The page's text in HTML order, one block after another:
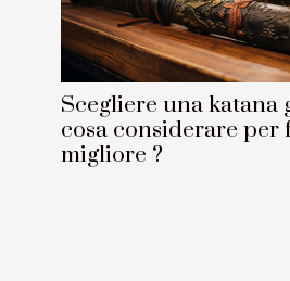
Scegliere una katana
cosa considerare per
migliore ?